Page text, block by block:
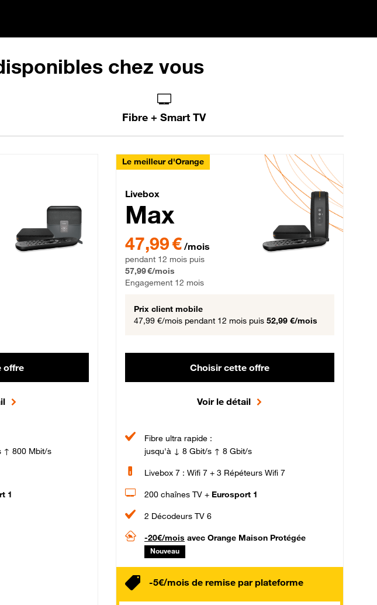
chez vous
Fibre + Smart TV
Fibre
puis 42,99 € par mois, Engagement 12 mois
offre
↑ 800 Mbit/s
1
Le meilleur d'Orange
Livebox Max Fibre
Livebox
Max
47,99 € par mois pendant 12 mois puis 57,99 € par mois,
47,99 € /mois
pendant 12 mois puis
57,99 €/mois
Engagement 12 mois
Prix client mobile
47,99 €/mois pendant 12 mois puis 52,99 €/mois
Choisir cette offre
Voir le détail
Fibre ultra rapide :
jusqu'à ↓ 8 Gbit/s ↑ 8 Gbit/s
Livebox 7 : Wifi 7 + 3 Répéteurs Wifi 7
200 chaînes TV + Eurosport 1
2 Décodeurs TV 6
-20€/mois avec Orange Maison Protégée
Nouveau
-5€/mois de remise par plateforme